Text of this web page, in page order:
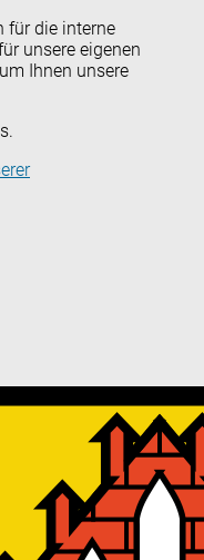
für die interne
unsere eigenen
Ihnen unsere